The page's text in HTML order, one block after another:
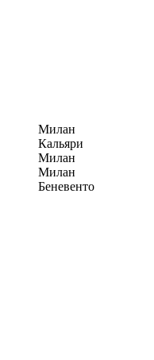
Милан
Кальяри
Милан
Милан
Беневенто